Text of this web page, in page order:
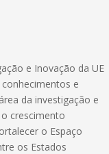
e Inovação da UE
e
da investigação e
crescimento
o Espaço
os Estados